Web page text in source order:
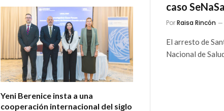
Yeni Berenice insta a una
cooperación internacional del siglo
caso
PorRaisa Rincón
El arresto de
Nacional de